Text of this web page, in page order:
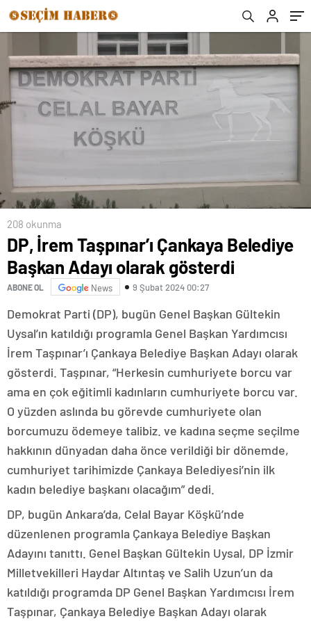
208 okunma
DP, İrem Taşpınar’ı Çankaya Belediye
Başkan Adayı olarak gösterdi
ABONE OL News 9 Şubat 2024 00:27
Demokrat Parti (DP), bugün Genel Başkan Gültekin
Uysal’ın katıldığı programla Genel Başkan Yardımcısı
İrem Taşpınar’ı Çankaya Belediye Başkan Adayı olarak
gösterdi. Taşpınar, “Herkesin cumhuriyete borcu var
ama en çok eğitimli kadınların cumhuriyete borcu var.
O yüzden aslında bu görevde cumhuriyete olan
borcumuzu ödemeye talibiz. ve kadına seçme seçilme
hakkının dünyadan daha önce verildiği bir dönemde,
cumhuriyet tarihimizde Çankaya Belediyesi’nin ilk
kadın belediye başkanı olacağım” dedi.
DP, bugün Ankara’da, Celal Bayar Köşkü’nde
düzenlenen programla Çankaya Belediye Başkan
Adayını tanıttı. Genel Başkan Gültekin Uysal, DP İzmir
Milletvekilleri Haydar Altıntaş ve Salih Uzun’un da
katıldığı programda DP Genel Başkan Yardımcısı İrem
Taşpınar, Çankaya Belediye Başkan Adayı olarak